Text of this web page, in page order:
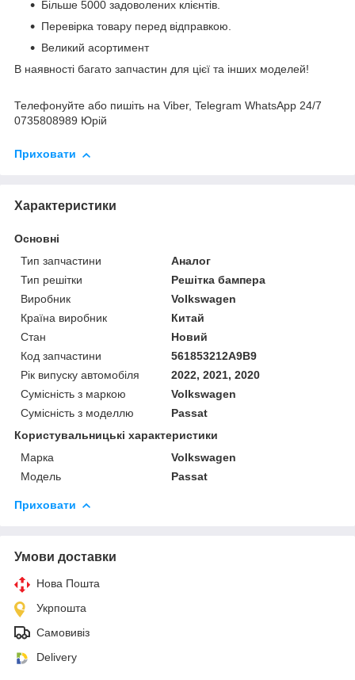
Більше 5000 задоволених клієнтів.
Перевірка товару перед відправкою.
Великий асортимент
В наявності багато запчастин для цієї та інших моделей!
Телефонуйте або пишіть на Viber, Telegram WhatsApp 24/7
0735808989 Юрій
Приховати
Характеристики
Основні
Тип запчастини
Аналог
Тип решітки
Решітка бампера
Виробник
Volkswagen
Країна виробник
Китай
Стан
Новий
Код запчастини
561853212A9B9
Рік випуску автомобіля
2022, 2021, 2020
Сумісність з маркою
Volkswagen
Сумісність з моделлю
Passat
Користувальницькі характеристики
Марка
Volkswagen
Модель
Passat
Приховати
Умови доставки
Нова Пошта
Укрпошта
Самовивіз
Delivery